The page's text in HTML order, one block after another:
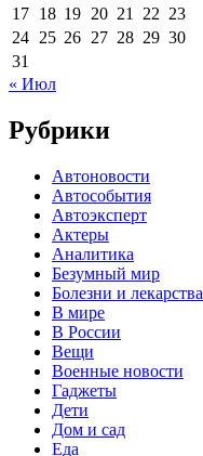
17 18 19 20 21 22 23
24 25 26 27 28 29 30
31
« Июл
Рубрики
Автоновости
Автособытия
Автоэксперт
Актеры
Аналитика
Безумный мир
Болезни и лекарства
В мире
В России
Вещи
Военные новости
Гаджеты
Дети
Дом и сад
Еда